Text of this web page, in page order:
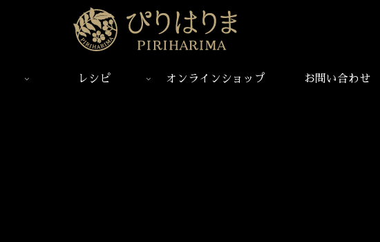
レシピ オンラインショップ お問い合わせ